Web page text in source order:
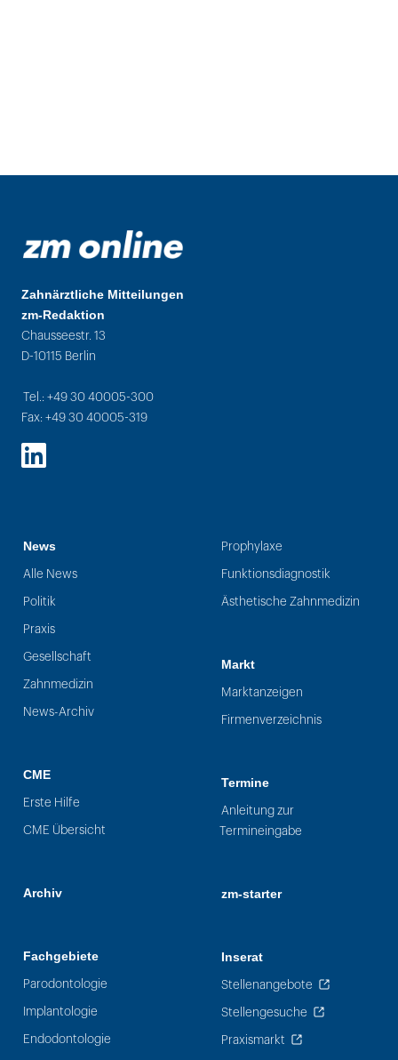
Zahnärztliche Mitteilungen
zm-Redaktion
Chausseestr. 13
D-10115 Berlin
Tel.: +49 30 40005-300
Fax: +49 30 40005-319
LinkedIn
News
Alle News
Politik
Praxis
Gesellschaft
Zahnmedizin
News-Archiv
CME
Erste Hilfe
CME Übersicht
Archiv
Fachgebiete
Parodontologie
Implantologie
Endodontologie
Prophylaxe
Funktionsdiagnostik
Ästhetische Zahnmedizin
Markt
Marktanzeigen
Firmenverzeichnis
Termine
Anleitung zur
Termineingabe
zm-starter
Inserat
Stellenangebote
Stellengesuche
Praxismarkt